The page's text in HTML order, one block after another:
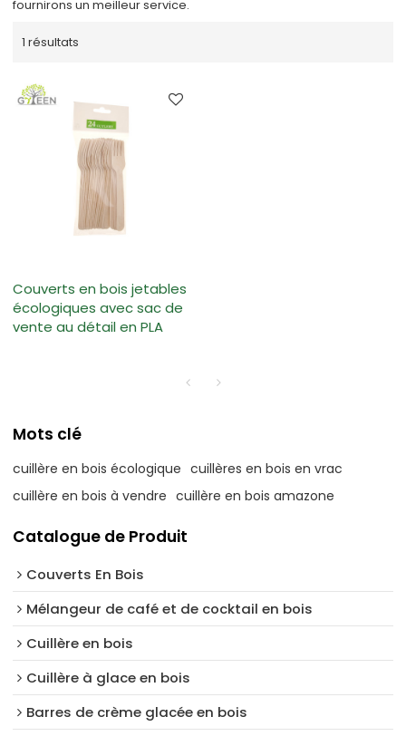
fournirons un meilleur service.
1 résultats
Couverts en bois jetables
écologiques avec sac de
vente au détail en PLA
Mots clé
cuillère en bois écologique cuillères en bois en vrac
cuillère en bois à vendre cuillère en bois amazone
Catalogue de Produit
Couverts En Bois
Mélangeur de café et de cocktail en bois
Cuillère en bois
Cuillère à glace en bois
Barres de crème glacée en bois